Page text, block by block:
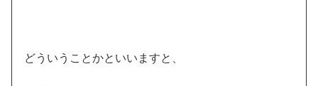
どういうことかといいますと、